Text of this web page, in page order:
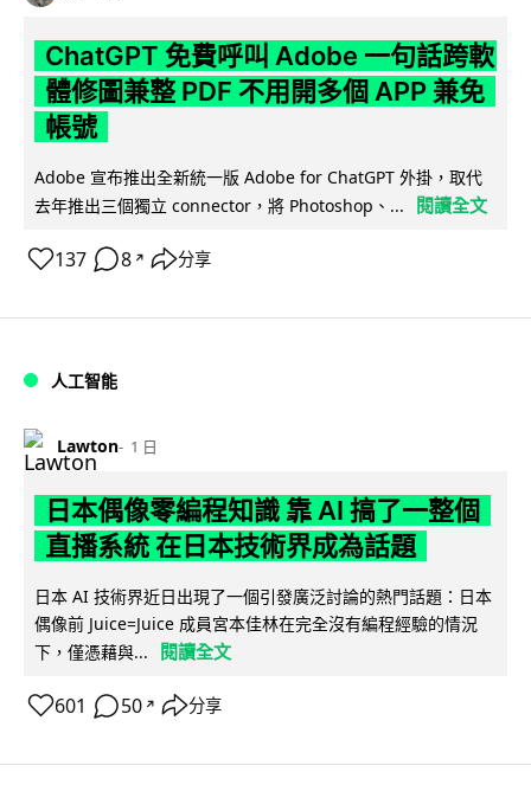
ChatGPT 免費呼叫 Adobe 一句話跨軟
體修圖兼整 PDF 不用開多個 APP 兼免
帳號
Adobe 宣布推出全新統一版 Adobe for ChatGPT 外掛，取代
去年推出三個獨立 connector，將 Photoshop、...
閱讀全文
137 8 ↗ 分享
人工智能
Lawton 1 日
日本偶像零編程知識 靠 AI 搞了一整個
直播系統 在日本技術界成為話題
日本 AI 技術界近日出現了一個引發廣泛討論的熱門話題：日本
偶像前 Juice=Juice 成員宮本佳林在完全沒有編程經驗的情況
下，僅憑藉與...
閱讀全文
601 50 ↗ 分享